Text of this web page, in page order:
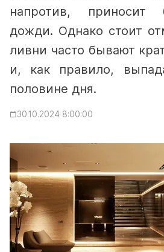
напротив, приносит
дожди. Однако стоит
ливни часто бывают
и, как правило,
половине дня.
30.10.2024 8:00:00